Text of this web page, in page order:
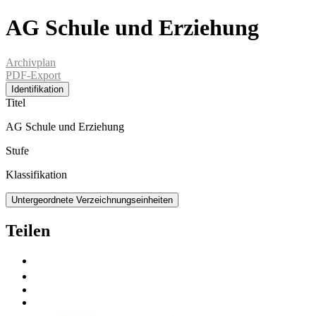
AG Schule und Erziehung
Archivplan
PDF-Export
Identifikation
Titel
AG Schule und Erziehung
Stufe
Klassifikation
Untergeordnete Verzeichnungseinheiten
Teilen